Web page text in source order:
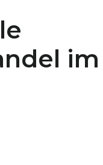
im